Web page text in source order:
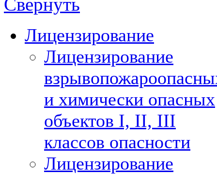
Лицензирование
Лицензирование
и химически опасных
объектов I, II, III
классов опасности
Лицензирование